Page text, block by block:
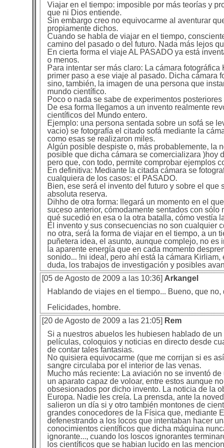
Viajar en el tiempo: imposible por más teorías y
que ni Dios entiende.
Sin embargo creo no equivocarme al aventurar
propiamente dichos.
Cuando se habla de viajar en el tiempo,
camino del pasado o del futuro. Nada más lejos
En cierta forma el viaje AL PASADO ya está
o menos.
Para intentar ser más claro: La cámara
primer paso a ese viaje al pasado. Dicha cámara
sino, también, la imagen de una persona que
mundo científico.
Poco o nada se sabe de experimentos
De esa forma llegamos a un invento realmente
científicos del Mundo entero.
Ejemplo: una persona sentada sobre un sofá se
vacio) se fotografía el citado sofá mediante la
como esas se realizaron miles.
Algún posible despiste o, más probablemente, la
posible que dicha cámara se comercializara )hoy
pero que, con todo, permite comprobar ejemplos
En definitiva: Mediante la citada cámara se
cualquiera de los casos: el PASADO.
Bien, ese será el invento del futuro y sobre el
absoluta reserva.
Dihho de otra forma: llegará un momento en el
suceso anterior, cómodamente sentados con
qué sucedió en esa o la otra batalla, cómo vestía
El invento y sus consecuencias no son cualquier
no otra, será la forma de viajar en el tiempo, a un
puñetera idea, el asunto, aunque complejo, no
la aparente energía que en cada momento
sonido... !ni idea!, pero ahí está la cámara
duda, los trabajos de investigación y posibles
[05 de Agosto de 2009 a las 10:36] Arkangel
Hablando de viajes en el tiempo... Bueno, que
Felicidades, hombre.
[20 de Agosto de 2009 a las 21:05] Rem
Si a nuestros abuelos les hubiesen hablado de
películas, coloquios y noticias en directo desde
de contar tales fantasias.
No quisiera equivocarme (que me corrijan si es
sangre circulaba por el interior de las venas.
Mucho más reciente: La aviación no se inventó
un aparato capaz de voloar, entre estos aunque
obsesionados por dicho invento. La noticia de la
Europa. Nadie les creía. La prensda, ante la
salieron un día si y otro también montones de
grandes conocedores de la Física que, mediante
defenestrando a los locos que intentaban hacer
conocimientos científicos que dicha máquina
ignorante..., cuando los loscos ignorantes
los científicos que se habian lucido en las